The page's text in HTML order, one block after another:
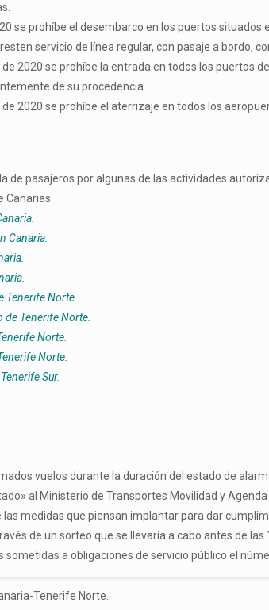
se prohíbe el desembarco en los puertos
servicio de línea regular, con pasaje a bordo,
2020 se prohíbe la entrada en todos los
de su procedencia.
2020 se prohíbe el aterrizaje en todos los
de pasajeros por algunas de las actividades
Canarias:
Canaria.
Tenerife Norte.
de Tenerife Norte.
Norte.
Norte.
Sur.
vuelos durante la duración del estado de
al Ministerio de Transportes Movilidad y
medidas que piensan implantar para dar
de un sorteo que se llevaría a cabo antes de
sometidas a obligaciones de servicio público el
Tenerife Norte.